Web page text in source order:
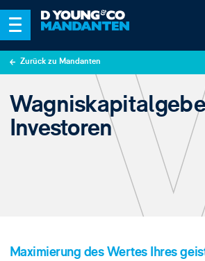
Zurück zu Mandanten
Investoren
Maximierung des Wertes Ihres